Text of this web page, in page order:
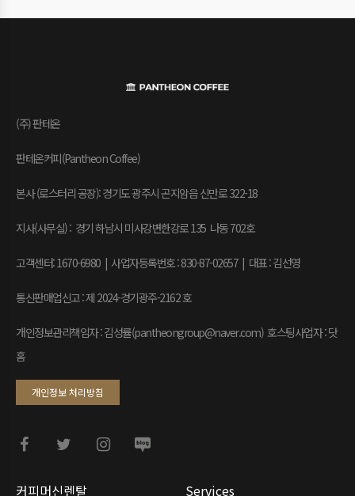
커피머신렌탈 Services
(주) 판테온
판테온커피(Pantheon Coffee)
본사 (로스터리 공장): 경기도 광주시 곤지암읍 신만로 322-18
지사(사무실) : 경기 하남시 미사강변한강로 135 나동 702호
고객센터: 1670-6980 | 사업자등록번호 : 830-87-02657 | 대표 : 김선영
통신판매업신고 : 제 2024-경기광주-2162 호
개인정보관리책임자 : 김성률(pantheongroup@naver.com) 호스팅사업자 : 닷
홈
개인정보 처리방침